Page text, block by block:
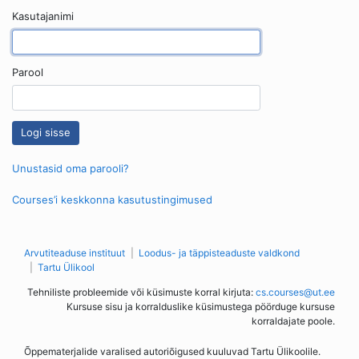
Kasutajanimi
Parool
Unustasid oma parooli?
Courses’i keskkonna kasutustingimused
Arvutiteaduse instituut
Loodus- ja täppisteaduste valdkond
Tartu Ülikool
Tehniliste probleemide või küsimuste korral kirjuta: cs.courses@ut.ee
Kursuse sisu ja korralduslike küsimustega pöörduge kursuse
korraldajate poole.
Õppematerjalide varalised autoriõigused kuuluvad Tartu Ülikoolile.